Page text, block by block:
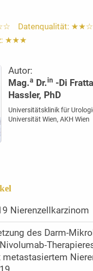
Datenqualität: ★★☆
★★★
Autor:
Mag.a Dr.in -Di
Hassler, PhD
Universitätsklinik für
Universität Wien, AKH Wien
Nierenzellkarzinom
des Darm-
metastasiertem